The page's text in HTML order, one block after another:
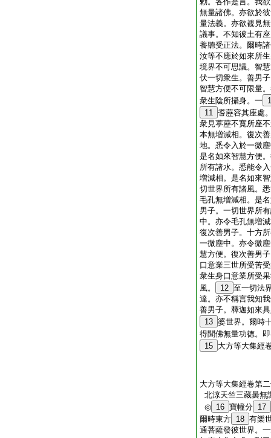
無量諸佛。亦欲於
量法義。亦欲覩見
議事。不知彼土有
養聽受正法。爾時
汝等不應於如來所
境界不可思議。智
伏一切衆生。善男
智慧方便不可限量
衆生陰所攝身。一
11 耆藶容其座處
衆見葶藶不寛所座
本無増減相。復次
地。悉令入於一微
是名如來智慧方便
所有諸水。悉能令
増減相。是名如來
切世界所有諸風。
毛孔無増減相。是
男子。一切世界所
中。亦令毛孔無増
復次善男子。十方
一微塵中。亦令微
慧方便。復次善男
口意業三世所受苦
衆生身口意業所受
風。
12 至一切法
達。亦不稱言我知
善男子。釋迦如來
13 婆世界。爾時
得聞佛無量功徳。
15 大方等大集經
大方等大集經卷第
北涼天竺三藏曇無
◎ 16 寶幢分 17
爾時東方 18 有樂
通菩薩發彼世界。